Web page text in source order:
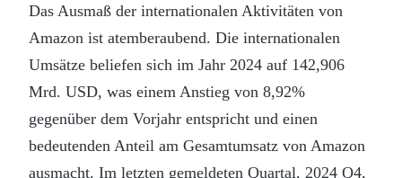
Das Ausmaß der internationalen Aktivitäten von
Amazon ist atemberaubend. Die internationalen
Umsätze beliefen sich im Jahr 2024 auf 142,906
Mrd. USD, was einem Anstieg von 8,92%
gegenüber dem Vorjahr entspricht und einen
bedeutenden Anteil am Gesamtumsatz von Amazon
ausmacht. Im letzten gemeldeten Quartal, 2024 Q4,